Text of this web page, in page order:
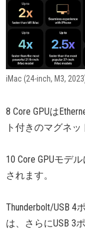
iMac (24-inch, M3,
8 Core GPUは
ト付きのマグネ
10 Core GPUモデ
されます。
Thunderbolt/USB 4
は、さらにUSB 3